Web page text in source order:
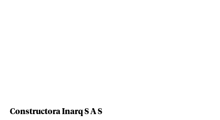
Constructora Inarq S A S